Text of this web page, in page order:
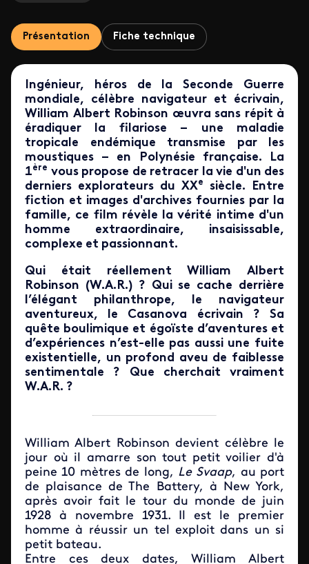
Présentation Fiche technique
Ingénieur, héros de la Seconde Guerre
mondiale, célèbre navigateur et écrivain,
William Albert Robinson œuvra sans répit à
éradiquer la filariose – une maladie
tropicale endémique transmise par les
moustiques – en Polynésie française. La
1ère vous propose de retracer la vie d'un des
derniers explorateurs du XXe
siècle. Entre
fiction et images d'archives fournies par la
famille, ce film révèle la vérité intime d'un
homme extraordinaire, insaisissable,
complexe et passionnant.
Qui était réellement William Albert
Robinson (W.A.R.) ? Qui se cache derrière
l’élégant philanthrope, le navigateur
aventureux, le Casanova écrivain ? Sa
quête boulimique et égoïste d’aventures et
d’expériences n’est-elle pas aussi une fuite
existentielle, un profond aveu de faiblesse
sentimentale ? Que cherchait vraiment
W.A.R. ?
William Albert Robinson devient célèbre le
jour où il amarre son tout petit voilier d'à
peine 10 mètres de long, Le Svaap, au port
de plaisance de The Battery, à New York,
après avoir fait le tour du monde de juin
1928 à novembre 1931. Il est le premier
homme à réussir un tel exploit dans un si
petit bateau.
Entre ces deux dates, William Albert